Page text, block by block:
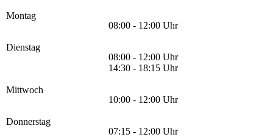
Montag
08:00 - 12:00 Uhr
Dienstag
08:00 - 12:00 Uhr
14:30 - 18:15 Uhr
Mittwoch
10:00 - 12:00 Uhr
Donnerstag
07:15 - 12:00 Uhr